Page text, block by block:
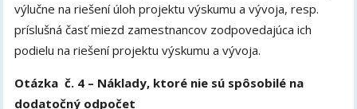
výlučne na riešení úloh projektu výskumu a vývoja, resp.
príslušná časť miezd zamestnancov zodpovedajúca ich
podielu na riešení projektu výskumu a vývoja.
Otázka č. 4 – Náklady, ktoré nie sú spôsobilé na
dodatočný odpočet